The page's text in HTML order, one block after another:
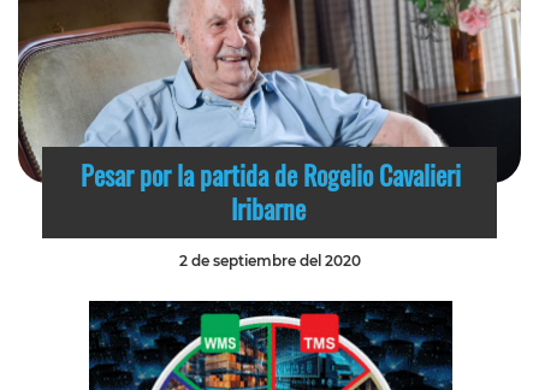
Pesar por la partida de Rogelio Cavalieri
Iribarne
2 de septiembre del 2020